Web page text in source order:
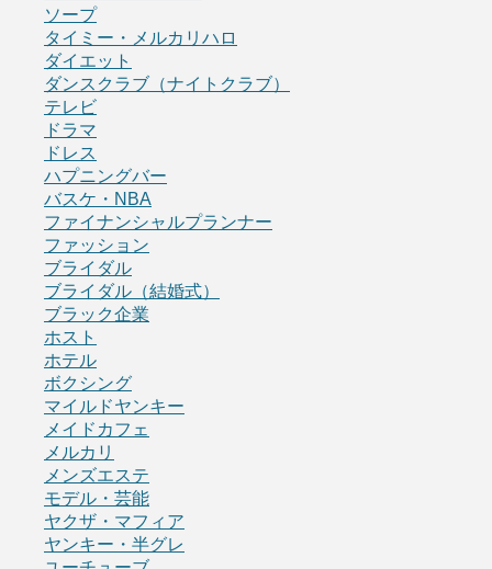
ソープ
タイミー・メルカリハロ
ダイエット
ダンスクラブ（ナイトクラブ）
テレビ
ドラマ
ドレス
ハプニングバー
バスケ・NBA
ファイナンシャルプランナー
ファッション
ブライダル
ブライダル（結婚式）
ブラック企業
ホスト
ホテル
ボクシング
マイルドヤンキー
メイドカフェ
メルカリ
メンズエステ
モデル・芸能
ヤクザ・マフィア
ヤンキー・半グレ